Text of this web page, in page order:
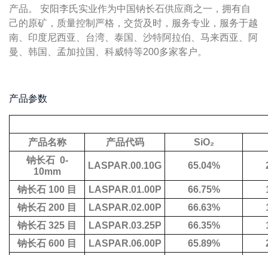
产品。 安阳李氏实业作为中国钠长石供应商之一，拥有自
己的原矿，质量控制严格，交货及时，服务专业，服务于越
南、印度尼西亚、台湾、泰国、沙特阿拉伯、 马来西亚、阿
曼、韩国、孟加拉国、科威特等200多家客户。
产品参数
产品名称 产品代码
SiO₂
钠长石 0-
10mm
LASPAR.00.10G 65.04%
钠长石 100 目 LASPAR.01.00P 66.75%
钠长石 200 目 LASPAR.02.00P 66.63%
钠长石 325 目 LASPAR.03.25P 66.35%
钠长石 600 目 LASPAR.06.00P 65.89%